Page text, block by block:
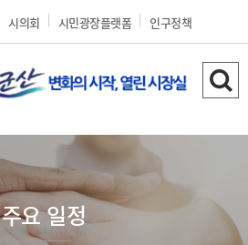
시의회 시민광장플랫폼 인구정책
검
하
주요 일정